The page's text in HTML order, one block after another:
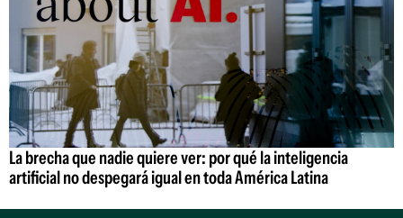
La brecha que nadie quiere ver: por qué la inteligencia
artificial no despegará igual en toda América Latina